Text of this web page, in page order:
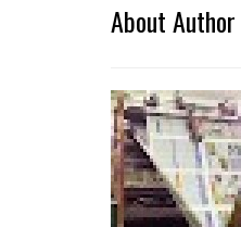
About Author